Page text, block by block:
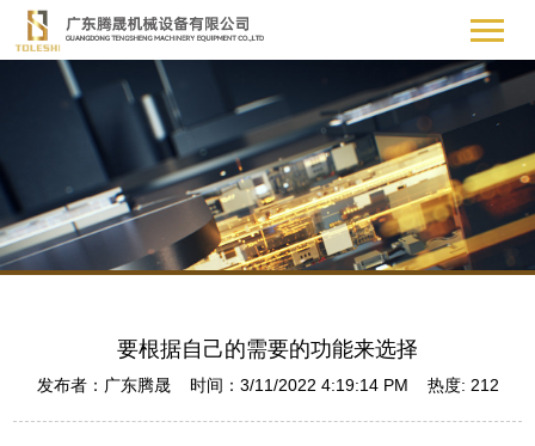
要根据自己的需要的功能来选择
发布者：广东腾晟 时间：3/11/2022 4:19:14 PM 热度: 212